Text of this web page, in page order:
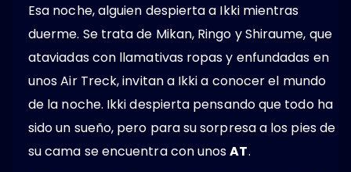
Esa noche, alguien despierta a Ikki mientras
duerme. Se trata de Mikan, Ringo y Shiraume, que
ataviadas con llamativas ropas y enfundadas en
unos Air Treck, invitan a Ikki a conocer el mundo
de la noche. Ikki despierta pensando que todo ha
sido un sueño, pero para su sorpresa a los pies de
su cama se encuentra con unosAT.